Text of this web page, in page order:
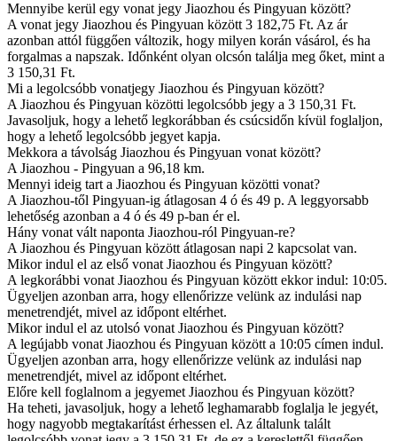
Mennyibe kerül egy vonat jegy Jiaozhou és Pingyuan között?
A vonat jegy Jiaozhou és Pingyuan között 3 182,75 Ft. Az ár
azonban attól függően változik, hogy milyen korán vásárol, és ha
forgalmas a napszak. Időnként olyan olcsón találja meg őket, mint a
3 150,31 Ft.
Mi a legolcsóbb vonatjegy Jiaozhou és Pingyuan között?
A Jiaozhou és Pingyuan közötti legolcsóbb jegy a 3 150,31 Ft.
Javasoljuk, hogy a lehető legkorábban és csúcsidőn kívül foglaljon,
hogy a lehető legolcsóbb jegyet kapja.
Mekkora a távolság Jiaozhou és Pingyuan vonat között?
A Jiaozhou - Pingyuan a 96,18 km.
Mennyi ideig tart a Jiaozhou és Pingyuan közötti vonat?
A Jiaozhou-től Pingyuan-ig átlagosan 4 ó és 49 p. A leggyorsabb
lehetőség azonban a 4 ó és 49 p-ban ér el.
Hány vonat vált naponta Jiaozhou-ról Pingyuan-re?
A Jiaozhou és Pingyuan között átlagosan napi 2 kapcsolat van.
Mikor indul el az első vonat Jiaozhou és Pingyuan között?
A legkorábbi vonat Jiaozhou és Pingyuan között ekkor indul: 10:05.
Ügyeljen azonban arra, hogy ellenőrizze velünk az indulási nap
menetrendjét, mivel az időpont eltérhet.
Mikor indul el az utolsó vonat Jiaozhou és Pingyuan között?
A legújabb vonat Jiaozhou és Pingyuan között a 10:05 címen indul.
Ügyeljen azonban arra, hogy ellenőrizze velünk az indulási nap
menetrendjét, mivel az időpont eltérhet.
Előre kell foglalnom a jegyemet Jiaozhou és Pingyuan között?
Ha teheti, javasoljuk, hogy a lehető leghamarabb foglalja le jegyét,
hogy nagyobb megtakarítást érhessen el. Az általunk talált